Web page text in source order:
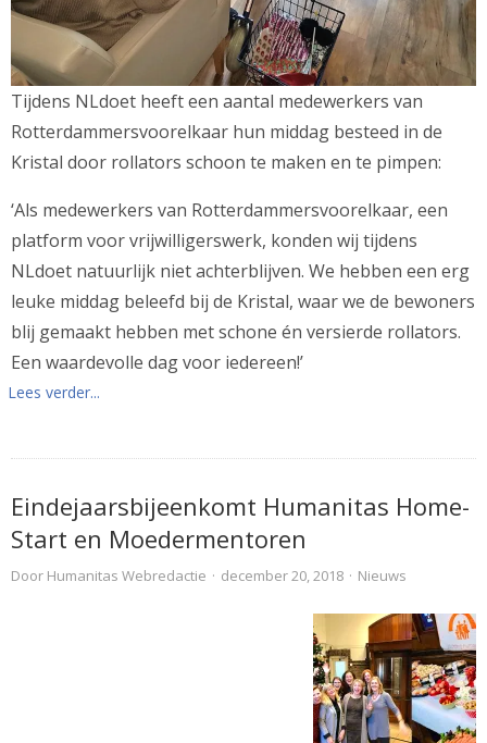
Tijdens NLdoet heeft een aantal medewerkers van
Rotterdammersvoorelkaar hun middag besteed in de
Kristal door rollators schoon te maken en te pimpen:
‘Als medewerkers van Rotterdammersvoorelkaar, een
platform voor vrijwilligerswerk, konden wij tijdens
NLdoet natuurlijk niet achterblijven. We hebben een erg
leuke middag beleefd bij de Kristal, waar we de bewoners
blij gemaakt hebben met schone én versierde rollators.
Een waardevolle dag voor iedereen!’
Lees verder...
Eindejaarsbijeenkomt Humanitas Home-
Start en Moedermentoren
Door Humanitas Webredactie · december 20, 2018 · Nieuws